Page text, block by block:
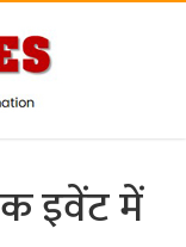
इवेंट में